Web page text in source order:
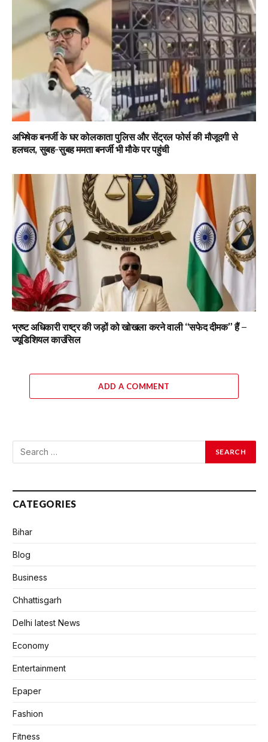
अभिषेक बनर्जी के घर कोलकाता पुलिस और सेंट्रल फोर्स की मौजूदगी से
हलचल, सुबह-सुबह ममता बनर्जी भी मौके पर पहुंची
भ्रष्ट अधिकारी राष्ट्र की जड़ों को खोखला करने वाली “सफेद दीमक” हैं –
ज्यूडिशियल काउंसिल
ADD A COMMENT
CATEGORIES
Bihar
Blog
Business
Chhattisgarh
Delhi latest News
Economy
Entertainment
Epaper
Fashion
Fitness